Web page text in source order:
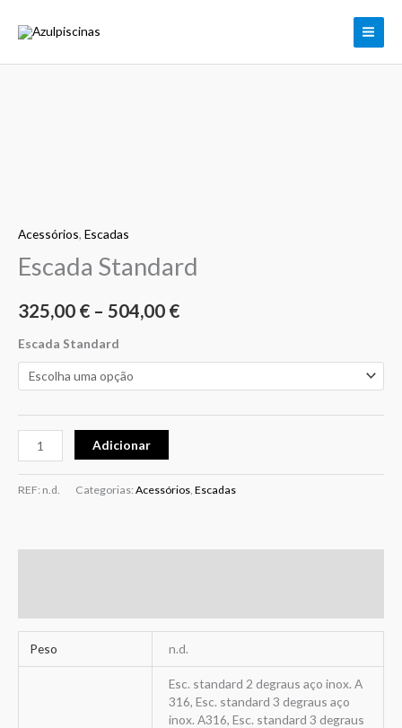
Acessórios, Escadas
Escada Standard
325,00 € – 504,00 €
504,00 €
Escada Standard
Adicionar
REF: n.d. Categorias: Acessórios Escadas
Peso n.d.
Esc. standard 2 degraus aço inox. A
316, Esc. standard 3 degraus aço
inox. A316, Esc. standard 3 degraus